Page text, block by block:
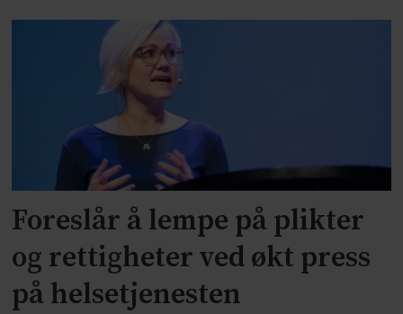
Foreslår å lempe på plikter
og rettigheter ved økt press
på helsetjenesten